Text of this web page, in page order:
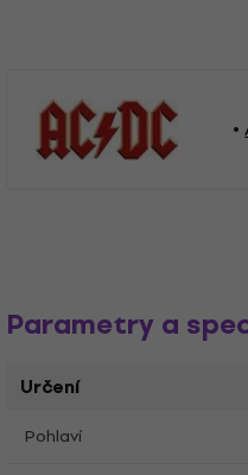
Parametry a
Určení
Pohlaví